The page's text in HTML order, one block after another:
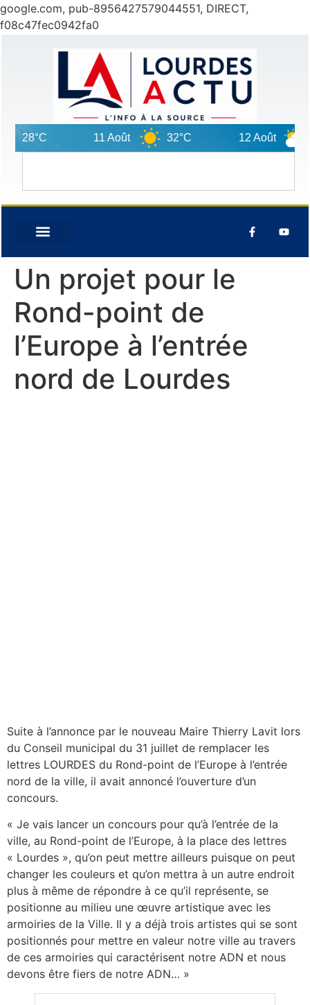
google.com, pub-8956427579044551, DIRECT,
f08c47fec0942fa0
11 Août 32°C 12 Août 29°C
Un projet pour le
Rond-point de
l’Europe à l’entrée
nord de Lourdes
Suite à l’annonce par le nouveau Maire Thierry Lavit lors
du Conseil municipal du 31 juillet de remplacer les
lettres LOURDES du Rond-point de l’Europe à l’entrée
nord de la ville, il avait annoncé l’ouverture d’un
concours.
« Je vais lancer un concours pour qu’à l’entrée de la
ville, au Rond-point de l’Europe, à la place des lettres
« Lourdes », qu’on peut mettre ailleurs puisque on peut
changer les couleurs et qu’on mettra à un autre endroit
plus à même de répondre à ce qu’il représente, se
positionne au milieu une œuvre artistique avec les
armoiries de la Ville. Il y a déjà trois artistes qui se sont
positionnés pour mettre en valeur notre ville au travers
de ces armoiries qui caractérisent notre ADN et nous
devons être fiers de notre ADN… »